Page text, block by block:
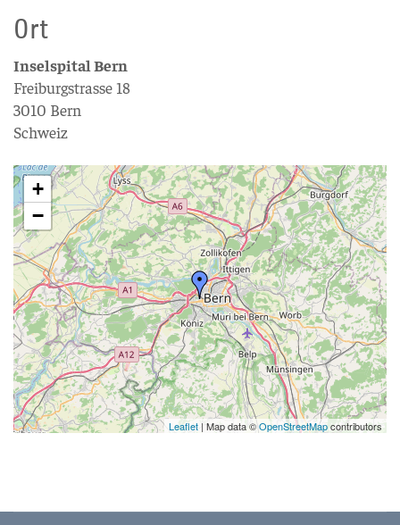
Ort
Inselspital Bern
Freiburgstrasse 18
3010 Bern
Schweiz
+
−
Leaflet | Map data ©OpenStreetMapcontributors